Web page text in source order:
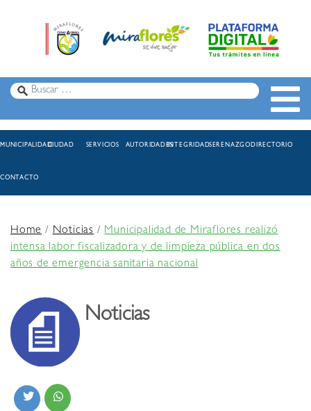
MUNICIPALIDADCIUDAD SERVICIOS AUTORIDADESINTEGRIDADSERENAZGODIRECTORIO
CONTACTO
Home/Noticias /Municipalidad de Miraflores realizó
intensa labor fiscalizadora y de limpieza pública en dos
años de emergencia sanitaria nacional
Noticias